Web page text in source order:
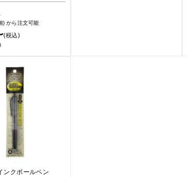
)から注文可能
(税込)
ンクボールペン